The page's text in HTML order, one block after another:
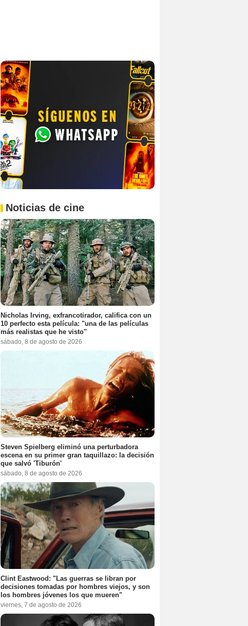
Noticias de cine
Nicholas Irving, exfrancotirador, califica con un
10 perfecto esta película: "una de las películas
más realistas que he visto"
sábado, 8 de agosto de 2026
Steven Spielberg eliminó una perturbadora
escena en su primer gran taquillazo: la decisión
que salvó 'Tiburón'
sábado, 8 de agosto de 2026
Clint Eastwood: "Las guerras se libran por
decisiones tomadas por hombres viejos, y son
los hombres jóvenes los que mueren"
viernes, 7 de agosto de 2026